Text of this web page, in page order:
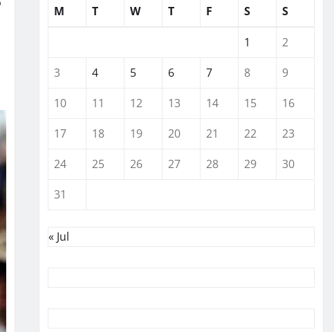
M
T W T F S S
1
2
3
4 5 6 7 8
9
10
11 12 13 14 15
16
17
18 19 20 21 22
23
24
25 26 27 28 29
30
31
« Jul